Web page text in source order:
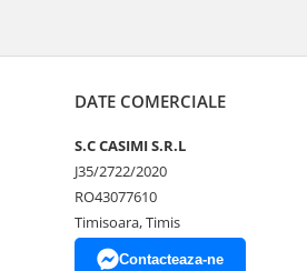
DATE COMERCIALE
S.C CASIMI S.R.L
J35/2722/2020
RO43077610
Timisoara, Timis
Contacteaza-ne